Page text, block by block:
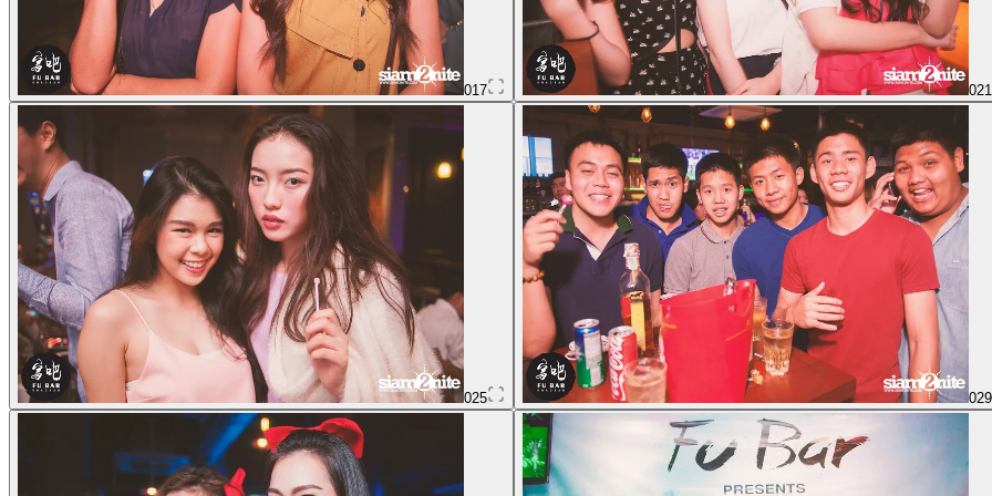
017 021
025 029